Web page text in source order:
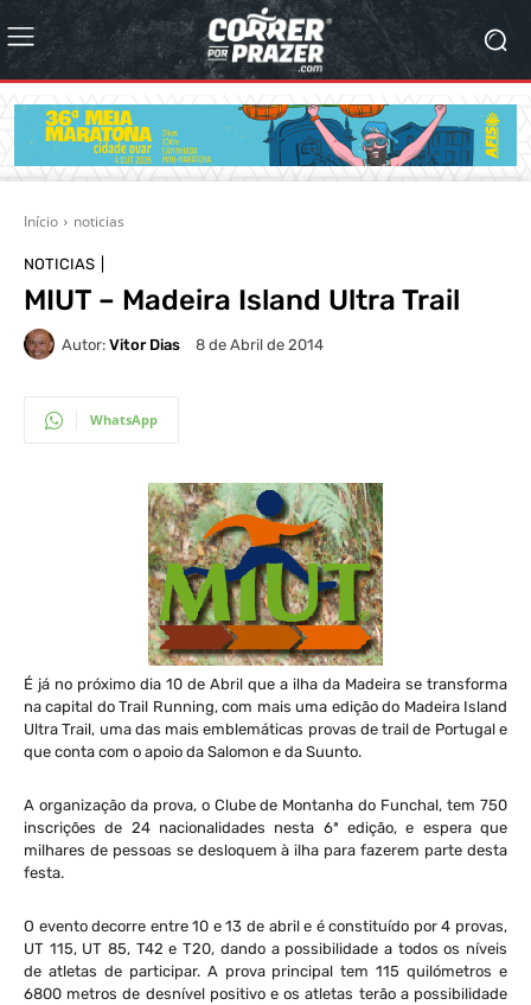
Início noticias
NOTICIAS
MIUT – Madeira Island Ultra Trail
Autor: Vitor Dias 8 de Abril de 2014
WhatsApp
É já no próximo dia 10 de Abril que a ilha da Madeira se transforma
na capital do Trail Running, com mais uma edição do Madeira Island
Ultra Trail, uma das mais emblemáticas provas de trail de Portugal e
que conta com o apoio da Salomon e da Suunto.
A organização da prova, o Clube de Montanha do Funchal, tem 750
inscrições de 24 nacionalidades nesta 6ª edição, e espera que
milhares de pessoas se desloquem à ilha para fazerem parte desta
festa.
O evento decorre entre 10 e 13 de abril e é constituído por 4 provas,
UT 115, UT 85, T42 e T20, dando a possibilidade a todos os níveis
de atletas de participar. A prova principal tem 115 quilómetros e
6800 metros de desnível positivo e os atletas terão a possibilidade